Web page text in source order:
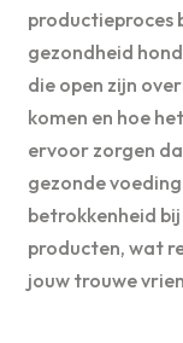
productieproces
gezondheid
die open zijn
komen en hoe
ervoor zorgen
gezonde
betrokkenheid
producten, wat
jouw trouwe